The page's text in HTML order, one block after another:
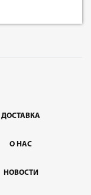
ДОСТАВКА
О НАС
НОВОСТИ